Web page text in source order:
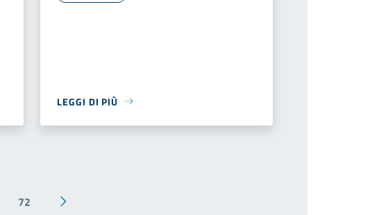
LEGGI DI PIÙ
72
Pagina successiva